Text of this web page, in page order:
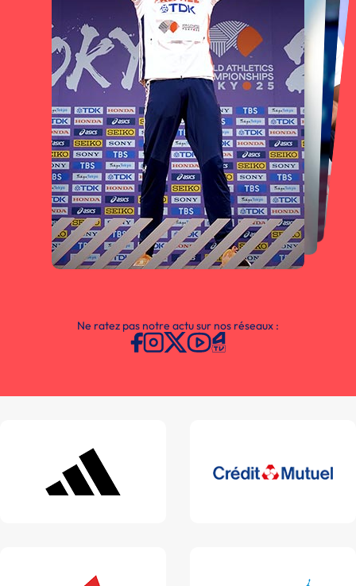
Ne ratez pas notre actu sur nos réseaux :